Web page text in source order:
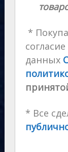
*
данных
* Все